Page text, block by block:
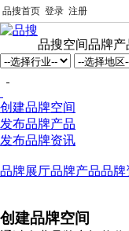
品搜首页 登录 注册
品搜空间品牌产
创建品牌空间
发布品牌产品
发布品牌资讯
品牌展厅品牌产品品牌
创建品牌空间